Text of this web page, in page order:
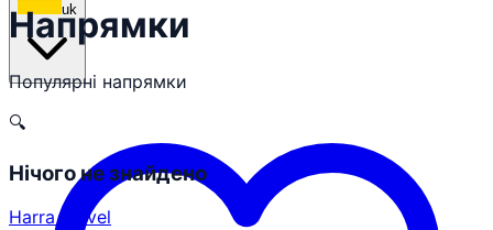
uk
Напрямки
Популярні напрямки
🔍
Нічого не знайдено
Harra Travel